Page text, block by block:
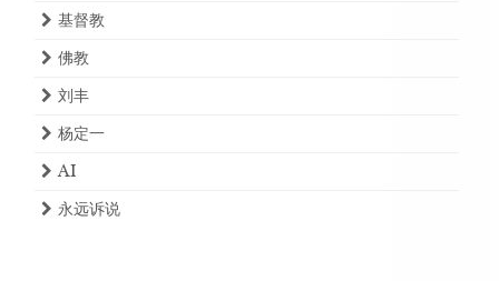
基督教
佛教
刘丰
杨定一
AI
永远诉说